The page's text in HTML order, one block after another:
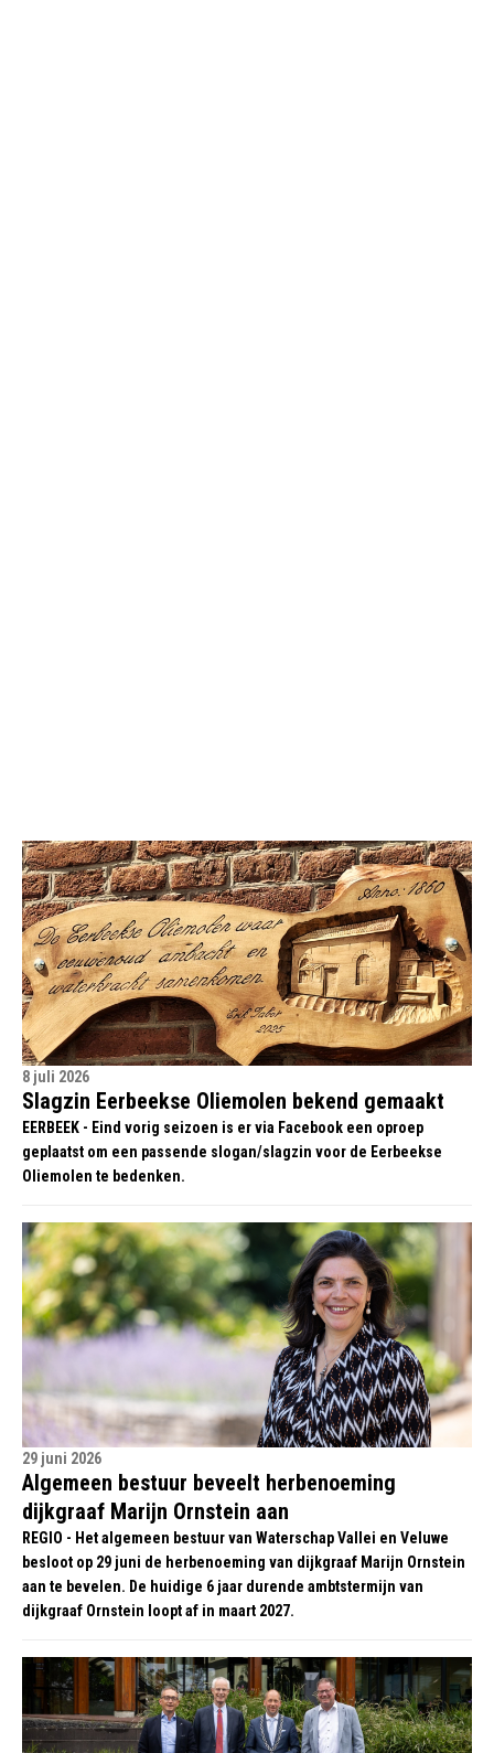
8 juli 2026
Slagzin Eerbeekse Oliemolen bekend gemaakt
EERBEEK - Eind vorig seizoen is er via Facebook een oproep
geplaatst om een passende slogan/slagzin voor de Eerbeekse
Oliemolen te bedenken.
29 juni 2026
​​Algemeen bestuur beveelt herbenoeming
dijkgraaf Marijn Ornstein aan​
REGIO - Het algemeen bestuur van Waterschap Vallei en Veluwe
besloot op 29 juni de herbenoeming van dijkgraaf Marijn Ornstein
aan te bevelen. De huidige 6 jaar durende ambtstermijn van
dijkgraaf Ornstein loopt af in maart 2027.